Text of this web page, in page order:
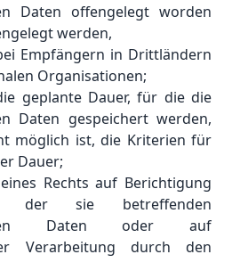
Daten offengelegt worden
werden,
Empfängern in Drittländern
Organisationen;
geplante Dauer, für die die
Daten gespeichert werden,
möglich ist, die Kriterien für
Dauer;
Rechts auf Berichtigung
der sie betreffenden
Daten oder auf
Verarbeitung durch den